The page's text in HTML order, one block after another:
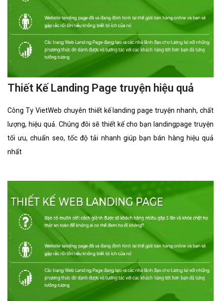
Thiết Kế Landing Page truyện hiệu quả
Công Ty VietWeb chuyên thiết kế landing page truyện nhanh, chất
lượng, hiệu quả. Chúng đôi sẽ thiết kế cho bạn landingpage truyện
tối ưu, chuẩn seo, tốc độ tải nhanh giúp bạn bán hàng hiệu quả
nhất